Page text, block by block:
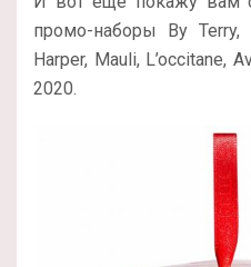
промо-наборы By Terry,
Harper, Mauli, L’occitane,
2020.